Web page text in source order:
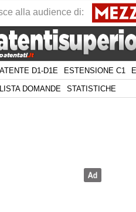
D1-D1E ESTENSIONE C1
LISTA DOMANDE STATISTICHE
alla audience di: